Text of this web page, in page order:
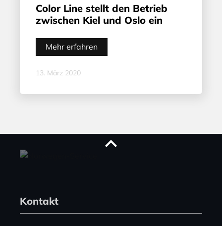
Color Line stellt den Betrieb
zwischen Kiel und Oslo ein
Mehr erfahren
13. März 2020
Kontakt